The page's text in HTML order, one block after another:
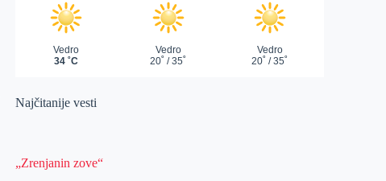
Najčitanije vesti
„Zrenjanin zove“